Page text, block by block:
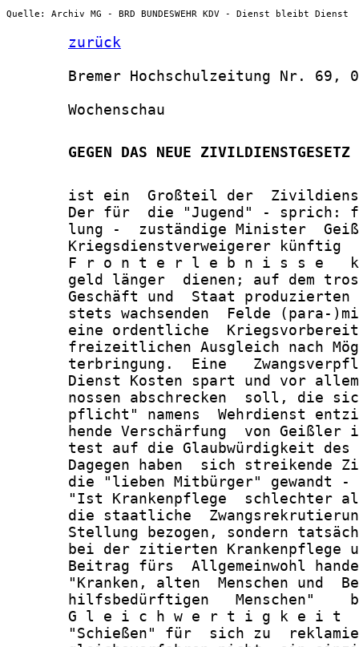
Quelle: Archiv MG - BRD BUNDESWEHR KDV - Dienst bleibt Dienst
zurück
Bremer Hochschulzeitung Nr. 69,
       Wochenschau
       GEGEN DAS NEUE ZIVILDIENSTGESETZ
ist ein  Großteil der
Der für  die "Jugend" - sprich:
lung -  zuständige Minister
Kriegsdienstverweigerer künftig
F r o n t e r l e b n i s s e
geld länger  dienen; auf dem
Geschäft und  Staat
stets wachsenden  Felde (para-
eine ordentliche
freizeitlichen Ausgleich nach
terbringung.  Eine
Dienst Kosten spart und vor
nossen abschrecken  soll, die
pflicht" namens  Wehrdienst
hende Verschärfung  von Geißler
test auf die Glaubwürdigkeit des
Dagegen haben  sich streikende
die "lieben Mitbürger" gewandt
"Ist Krankenpflege  schlechter
die staatliche
Stellung bezogen, sondern
bei der zitierten Krankenpflege
Beitrag fürs  Allgemeinwohl
"Kranken, alten  Menschen und
hilfsbedürftigen   Menschen"
G l e i c h w e r t i g k e i t
"Schießen" für  sich zu